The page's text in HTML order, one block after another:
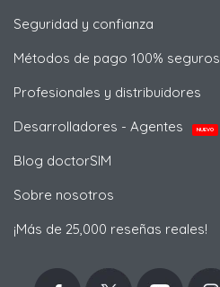
Seguridad y confianza
Métodos de pago 100% seguros
Profesionales y distribuidores
Desarrolladores - Agentes
NUEVO
Blog doctorSIM
Sobre nosotros
¡Más de 25,000 reseñas reales!